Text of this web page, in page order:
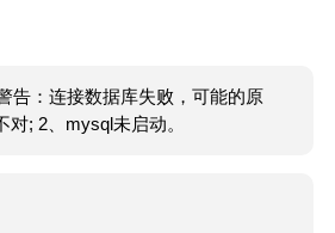
告：连接数据库失败，可能的原
对; 2、mysql未启动。